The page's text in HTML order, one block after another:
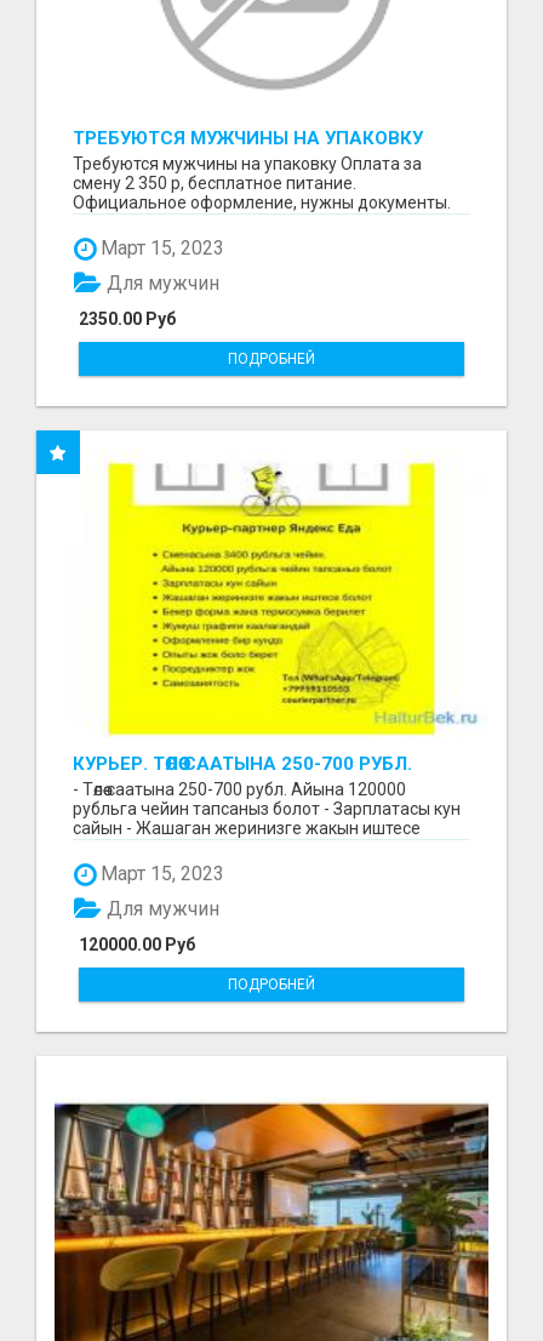
ТРЕБУЮТСЯ МУЖЧИНЫ НА УПАКОВКУ
Требуются мужчины на упаковку Оплата за
смену 2 350 р, бесплатное питание.
Официальное оформление, нужны документы.
Март 15, 2023
2350.00 Руб
Для мужчин
ПОДРОБНЕЙ
КУРЬЕР. ТӨЛӨӨ СААТЫНА 250-700 РУБЛ.
ЖУМУШ ГРАФИГИ СВОБОДНЫЙ. БЕЗ
ОПЫТА АЛАБЫЗ. ҮЙДҮН ЖАНЫНДА.
- Төлөө саатына 250-700 рубл. Айына 120000
рубльга чейин тапсаныз болот - Зарплатасы кун
сайын - Жашаган жеринизге жакын иштесе
Март 15, 2023
120000.00 Руб
Для мужчин
ПОДРОБНЕЙ